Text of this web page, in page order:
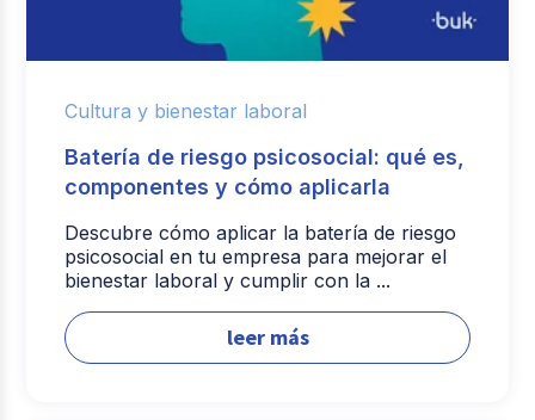
Cultura y bienestar laboral
Batería de riesgo psicosocial: qué es,
componentes y cómo aplicarla
Descubre cómo aplicar la batería de riesgo
psicosocial en tu empresa para mejorar el
bienestar laboral y cumplir con la ...
leer más